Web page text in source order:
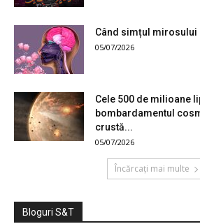
Când simțul mirosului
05/07/2026
Cele 500 de milioane
bombardamentul
crustă...
05/07/2026
Încărcați mai multe
Bloguri S&T